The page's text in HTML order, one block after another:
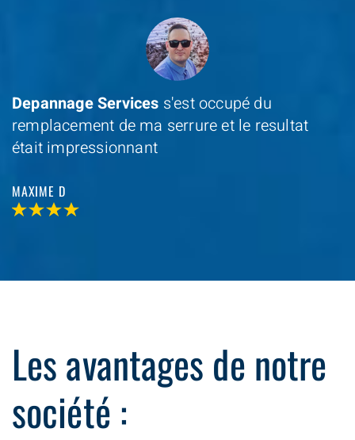
Depannage Services s'est occupé du
remplacement de ma serrure et le resultat
était impressionnant
MAXIME D
Les avantages de notre
société :